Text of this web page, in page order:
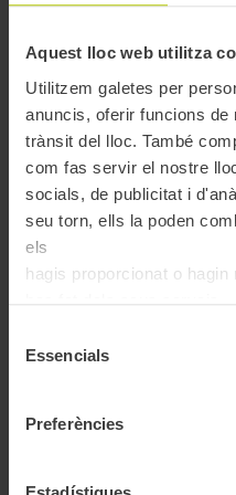
Aquest lloc web utilitza
Utilitzem galetes per
anuncis, oferir funcions
trànsit del lloc. També
com fas servir el nostre
socials, de publicitat i
seu torn, ells la poden
els
hagis proporcionat o
Essencials
Preferències
Com activar la
personalitzada
Activació amb codi PIN
Accedeix a la teva àrea
targeta.
Prem el botó ‘ Consultar
A través de l’app:
contactless i segueix les